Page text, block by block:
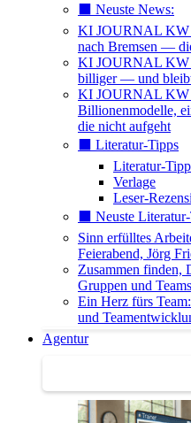
⬛️ Neuste News:
KI JOURNAL KW
nach Bremsen —
KI JOURNAL KW
billiger — und
KI JOURNAL KW
Billionenmodelle,
die nicht aufgeht
⬛️ Literatur-Tipps
Literatur-
Verlage
Leser-
⬛️ Neuste
Sinn erfülltes
Feierabend, Jörg
Zusammen finden,
Gruppen und
Ein Herz fürs
und
Agentur